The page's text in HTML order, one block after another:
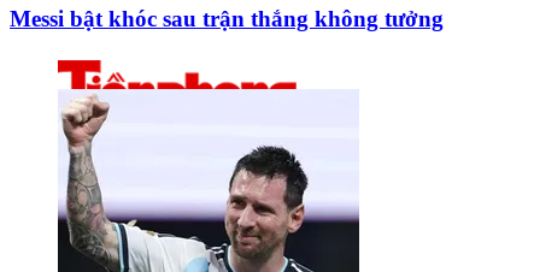
Messi bật khóc sau trận thắng không tưởng